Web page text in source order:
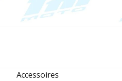
Accessoires